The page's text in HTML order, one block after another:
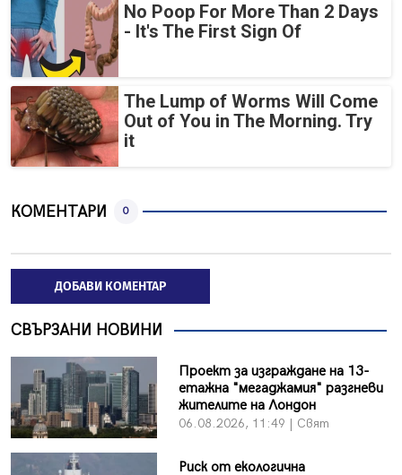
No Poop For More Than 2 Days
- It's The First Sign Of
The Lump of Worms Will Come
Out of You in The Morning. Try
it
КОМЕНТАРИ 0
ДОБАВИ КОМЕНТАР
СВЪРЗАНИ НОВИНИ
Проект за изграждане на 13-
етажна "мегаджамия" разгневи
жителите на Лондон
06.08.2026, 11:49 | Свят
Риск от екологична